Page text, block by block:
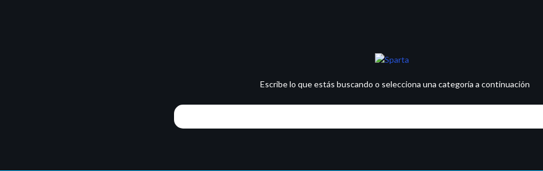
Escribe lo que estás buscando o selecciona una categoría a continuación